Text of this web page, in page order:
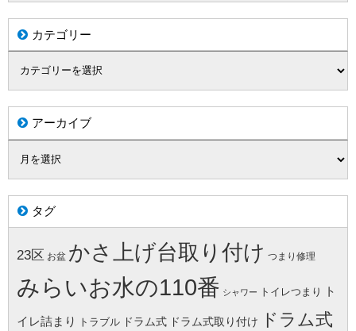
カテゴリー
アーカイブ
タグ
23区 お盆 かさ上げ台取り付け つまり修理
みらいお水の110番 シャワー トイレつまり ト
イレ詰まり トラブル ドラム式 ドラム式取り付け
ドラム式